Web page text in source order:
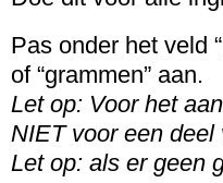
Pas onder het veld
of “grammen” aan.
Let op: Voor het
NIET voor een deel
Let op: als er geen